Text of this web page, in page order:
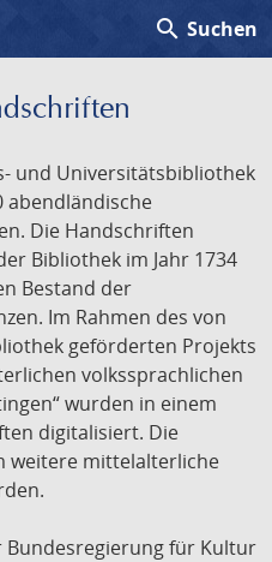
search Suchen
und Universitätsbibliothek
abendländische
Die Handschriften
Bibliothek im Jahr 1734
Bestand der
Im Rahmen des von
geförderten Projekts
volkssprachlichen
wurden in einem
digitalisiert. Die
weitere mittelalterliche
Bundesregierung für Kultur